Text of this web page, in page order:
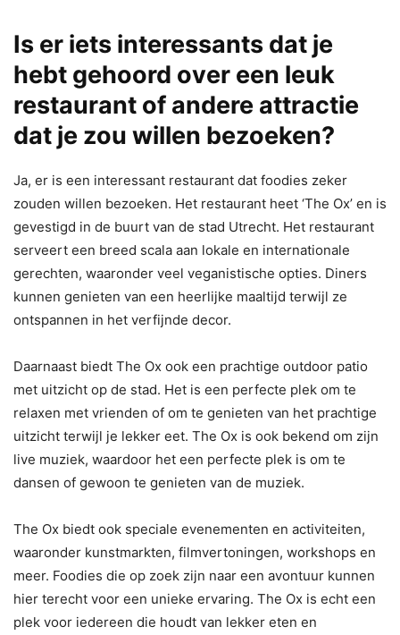
Is er iets interessants dat je
hebt gehoord over een leuk
restaurant of andere attractie
dat je zou willen bezoeken?
Ja, er is een interessant restaurant dat foodies zeker
zouden willen bezoeken. Het restaurant heet ‘The Ox’ en is
gevestigd in de buurt van de stad Utrecht. Het restaurant
serveert een breed scala aan lokale en internationale
gerechten, waaronder veel veganistische opties. Diners
kunnen genieten van een heerlijke maaltijd terwijl ze
ontspannen in het verfijnde decor.
Daarnaast biedt The Ox ook een prachtige outdoor patio
met uitzicht op de stad. Het is een perfecte plek om te
relaxen met vrienden of om te genieten van het prachtige
uitzicht terwijl je lekker eet. The Ox is ook bekend om zijn
live muziek, waardoor het een perfecte plek is om te
dansen of gewoon te genieten van de muziek.
The Ox biedt ook speciale evenementen en activiteiten,
waaronder kunstmarkten, filmvertoningen, workshops en
meer. Foodies die op zoek zijn naar een avontuur kunnen
hier terecht voor een unieke ervaring. The Ox is echt een
plek voor iedereen die houdt van lekker eten en